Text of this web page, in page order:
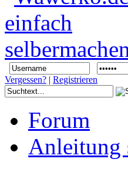
Vergessen? | Registrieren
Forum
Anleitung